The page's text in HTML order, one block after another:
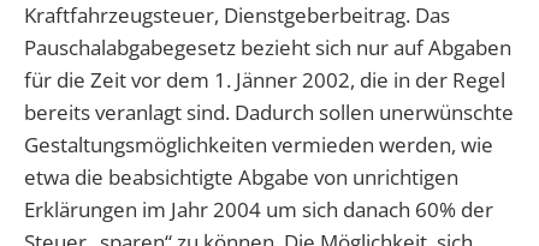
Kraftfahrzeugsteuer, Dienstgeberbeitrag. Das
Pauschalabgabegesetz bezieht sich nur auf Abgaben
für die Zeit vor dem 1. Jänner 2002, die in der Regel
bereits veranlagt sind. Dadurch sollen unerwünschte
Gestaltungsmöglichkeiten vermieden werden, wie
etwa die beabsichtigte Abgabe von unrichtigen
Erklärungen im Jahr 2004 um sich danach 60% der